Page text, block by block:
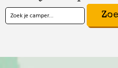
Zoeken
naar: